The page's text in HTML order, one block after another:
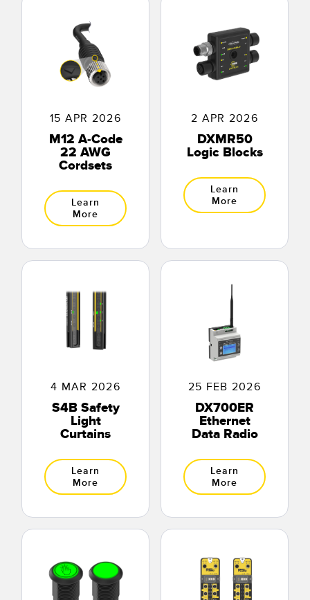
Banner Measurement Sensor Software
Software de Configuración para Sensor GUI
Sensors with IO-Link
15 APR 2026
M12 A-Code
22 AWG
Cordsets
Learn
More
2 APR 2026
DXMR50
Logic Blocks
Learn
More
4 MAR 2026
S4B Safety
Light
Curtains
Learn
More
25 FEB 2026
DX700ER
Ethernet
Data Radio
Learn
More